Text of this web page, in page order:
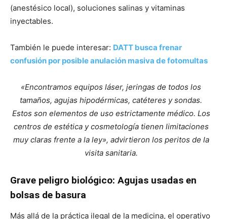
(anestésico local), soluciones salinas y vitaminas
inyectables.
También le puede interesar: DATT busca frenar
confusión por posible anulación masiva de fotomultas
«Encontramos equipos láser, jeringas de todos los
tamaños, agujas hipodérmicas, catéteres y sondas.
Estos son elementos de uso estrictamente médico. Los
centros de estética y cosmetología tienen limitaciones
muy claras frente a la ley», advirtieron los peritos de la
visita sanitaria.
Grave peligro biológico: Agujas usadas en
bolsas de basura
Más allá de la práctica ilegal de la medicina, el operativo